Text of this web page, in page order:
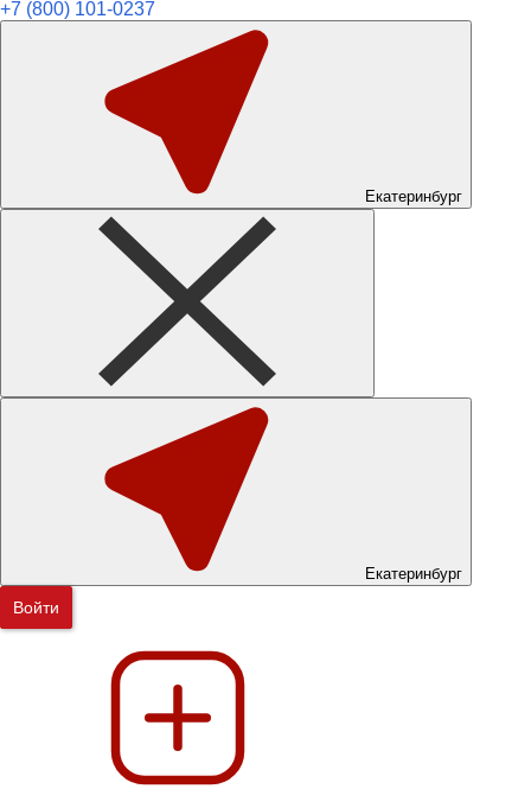
+7 (800) 101-0237
Екатеринбург
Екатеринбург
Войти